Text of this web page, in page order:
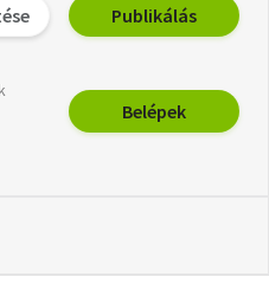
Publikálás
Belépek